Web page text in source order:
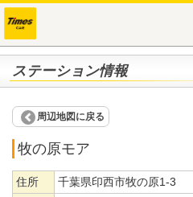
ステーション情報
周辺地図に戻る
牧の原モア
住所 千葉県印西市牧の原1-3